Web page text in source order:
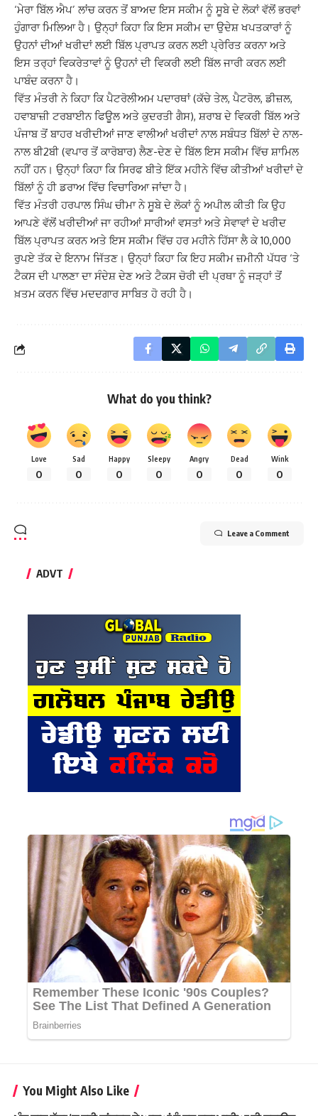
‘ਮੇਰਾ ਬਿੱਲ ਐਪ’ ਲਾਂਚ ਕਰਨ ਤੋਂ ਬਾਅਦ ਇਸ ਸਕੀਮ ਨੂੰ ਸੂਬੇ ਦੇ ਲੋਕਾਂ ਵੱਲੋਂ ਭਰਵਾਂ
ਹੁੰਗਾਰਾ ਮਿਲਿਆ ਹੈ। ਉਨ੍ਹਾਂ ਕਿਹਾ ਕਿ ਇਸ ਸਕੀਮ ਦਾ ਉਦੇਸ਼ ਖਪਤਕਾਰਾਂ ਨੂੰ
ਉਹਨਾਂ ਦੀਆਂ ਖਰੀਦਾਂ ਲਈ ਬਿੱਲ ਪ੍ਰਾਪਤ ਕਰਨ ਲਈ ਪ੍ਰੇਰਿਤ ਕਰਨਾ ਅਤੇ
ਇਸ ਤਰ੍ਹਾਂ ਵਿਕਰੇਤਾਵਾਂ ਨੂੰ ਉਹਨਾਂ ਦੀ ਵਿਕਰੀ ਲਈ ਬਿੱਲ ਜਾਰੀ ਕਰਨ ਲਈ
ਪਾਬੰਦ ਕਰਨਾ ਹੈ।
ਵਿੱਤ ਮੰਤਰੀ ਨੇ ਕਿਹਾ ਕਿ ਪੈਟਰੋਲੀਅਮ ਪਦਾਰਥਾਂ (ਕੱਚੇ ਤੇਲ, ਪੈਟਰੋਲ, ਡੀਜ਼ਲ,
ਹਵਾਬਾਜ਼ੀ ਟਰਬਾਈਨ ਫਿਊਲ ਅਤੇ ਕੁਦਰਤੀ ਗੈਸ), ਸ਼ਰਾਬ ਦੇ ਵਿਕਰੀ ਬਿੱਲ ਅਤੇ
ਪੰਜਾਬ ਤੋਂ ਬਾਹਰ ਖਰੀਦੀਆਂ ਜਾਣ ਵਾਲੀਆਂ ਖਰੀਦਾਂ ਨਾਲ ਸਬੰਧਤ ਬਿੱਲਾਂ ਦੇ ਨਾਲ-
ਨਾਲ ਬੀ2ਬੀ (ਵਪਾਰ ਤੋਂ ਕਾਰੋਬਾਰ) ਲੈਣ-ਦੇਣ ਦੇ ਬਿੱਲ ਇਸ ਸਕੀਮ ਵਿੱਚ ਸ਼ਾਮਿਲ
ਨਹੀਂ ਹਨ। ਉਨ੍ਹਾਂ ਕਿਹਾ ਕਿ ਸਿਰਫ ਬੀਤੇ ਇੱਕ ਮਹੀਨੇ ਵਿੱਚ ਕੀਤੀਆਂ ਖਰੀਦਾਂ ਦੇ
ਬਿੱਲਾਂ ਨੂੰ ਹੀ ਡਰਾਅ ਵਿੱਚ ਵਿਚਾਰਿਆ ਜਾਂਦਾ ਹੈ।
ਵਿੱਤ ਮੰਤਰੀ ਹਰਪਾਲ ਸਿੰਘ ਚੀਮਾ ਨੇ ਸੂਬੇ ਦੇ ਲੋਕਾਂ ਨੂੰ ਅਪੀਲ ਕੀਤੀ ਕਿ ਉਹ
ਆਪਣੇ ਵੱਲੋਂ ਖਰੀਦੀਆਂ ਜਾ ਰਹੀਆਂ ਸਾਰੀਆਂ ਵਸਤਾਂ ਅਤੇ ਸੇਵਾਵਾਂ ਦੇ ਖਰੀਦ
ਬਿੱਲ ਪ੍ਰਾਪਤ ਕਰਨ ਅਤੇ ਇਸ ਸਕੀਮ ਵਿੱਚ ਹਰ ਮਹੀਨੇ ਹਿੱਸਾ ਲੈ ਕੇ 10,000
ਰੁਪਏ ਤੱਕ ਦੇ ਇਨਾਮ ਜਿੱਤਣ। ਉਨ੍ਹਾਂ ਕਿਹਾ ਕਿ ਇਹ ਸਕੀਮ ਜ਼ਮੀਨੀ ਪੱਧਰ ‘ਤੇ
ਟੈਕਸ ਦੀ ਪਾਲਣਾ ਦਾ ਸੰਦੇਸ਼ ਦੇਣ ਅਤੇ ਟੈਕਸ ਚੋਰੀ ਦੀ ਪ੍ਰਥਾ ਨੂੰ ਜੜ੍ਹਾਂ ਤੋਂ
ਖ਼ਤਮ ਕਰਨ ਵਿੱਚ ਮਦਦਗਾਰ ਸਾਬਿਤ ਹੋ ਰਹੀ ਹੈ।
What do you think?
Love
0
Sad
0
Happy
0
Sleepy
0
Angry
0
Dead
0
Wink
0
Leave a Comment
ADVT
You Might Also Like